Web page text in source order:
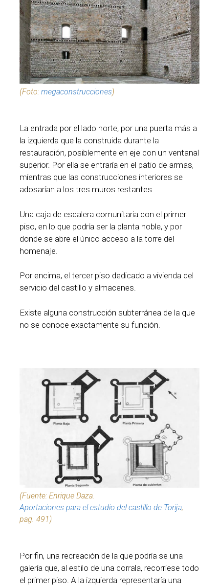
(Foto: megaconstrucciones)
La entrada por el lado norte, por una puerta más a
la izquierda que la construida durante la
restauración, posiblemente en eje con un ventanal
superior. Por ella se entraría en el patio de armas,
mientras que las construcciones interiores se
adosarían a los tres muros restantes.
Una caja de escalera comunitaria con el primer
piso, en lo que podría ser la planta noble, y por
donde se abre el único acceso a la torre del
homenaje.
Por encima, el tercer piso dedicado a vivienda del
servicio del castillo y almacenes.
Existe alguna construcción subterránea de la que
no se conoce exactamente su función.
(Fuente: Enrique Daza.
Aportaciones para el estudio del castillo de Torija,
pag. 491)
Por fin, una recreación de la que podría se una
galería que, al estilo de una corrala, recorriese todo
el primer piso. A la izquierda representaría una